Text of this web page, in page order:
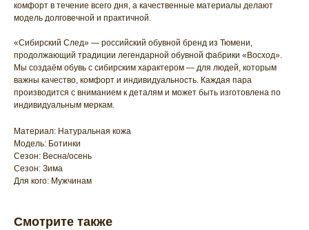
комфорт в течение всего дня, а качественные материалы делают
модель долговечной и практичной.
«Сибирский След» — российский обувной бренд из Тюмени,
продолжающий традиции легендарной обувной фабрики «Восход».
Мы создаём обувь с сибирским характером — для людей, которым
важны качество, комфорт и индивидуальность. Каждая пара
производится с вниманием к деталям и может быть изготовлена по
индивидуальным меркам.
Материал: Натуральная кожа
Модель: Ботинки
Сезон: Весна/осень
Сезон: Зима
Для кого: Мужчинам
Смотрите также